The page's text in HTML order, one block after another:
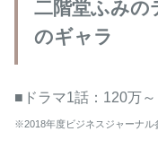
二階堂ふみの
のギャラ
■ドラマ1話：120万～
※2018年度ビジネスジャーナル